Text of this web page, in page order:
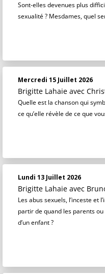
Sont-elles devenues plus
sexualité ? Mesdames, quel
Mercredi 15 Juillet 2026
Brigitte Lahaie avec
Quelle est la chanson qui
ce qu’elle révèle de ce que
Lundi 13 Juillet 2026
Brigitte Lahaie avec
Les abus sexuels, l’inceste et
partir de quand les parents
d’un enfant ?